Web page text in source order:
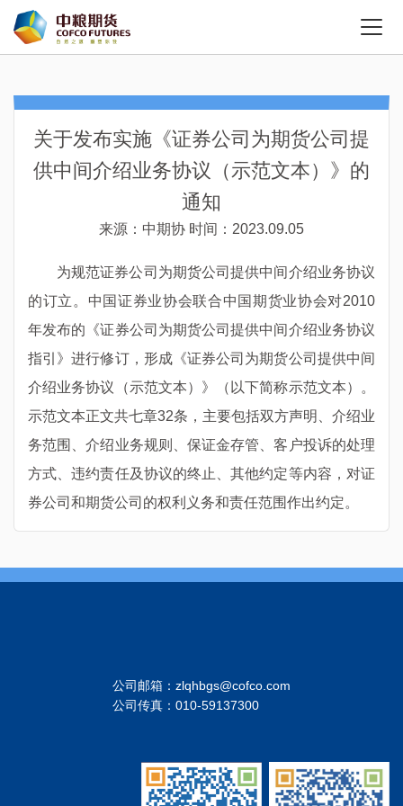
关于发布实施《证券公司为期货公司提
供中间介绍业务协议（示范文本）》的
通知
来源：中期协 时间：2023.09.05
为规范证券公司为期货公司提供中间介绍业务协议
的订立。中国证券业协会联合中国期货业协会对2010
年发布的《证券公司为期货公司提供中间介绍业务协议
指引》进行修订，形成《证券公司为期货公司提供中间
介绍业务协议（示范文本）》（以下简称示范文本）。
示范文本正文共七章32条，主要包括双方声明、介绍业
务范围、介绍业务规则、保证金存管、客户投诉的处理
方式、违约责任及协议的终止、其他约定等内容，对证
券公司和期货公司的权利义务和责任范围作出约定。
公司邮箱：zlqhbgs@cofco.com
公司传真：010-59137300